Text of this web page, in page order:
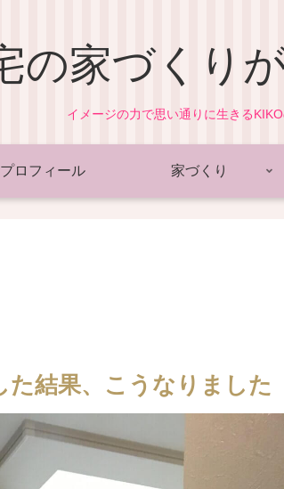
の家づくり
イメージの力で思い通りに生きる
プロフィール 家づくり
結果、こうなりました